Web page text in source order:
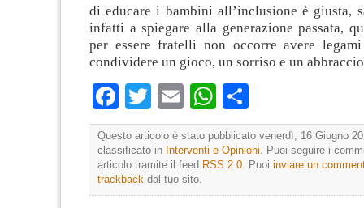
di educare i bambini all’inclusione è giusta,
infatti a spiegare alla generazione passata,
per essere fratelli non occorre avere
condividere un gioco, un sorriso e un
Facebook
TwitterEmailWhatsApp
Questo articolo è stato pubblicato venerdì, 16 Giugno
classificato in Interventi e Opinioni. Puoi seguire i
articolo tramite il feed RSS 2.0. Puoi inviare un
trackback dal tuo sito.